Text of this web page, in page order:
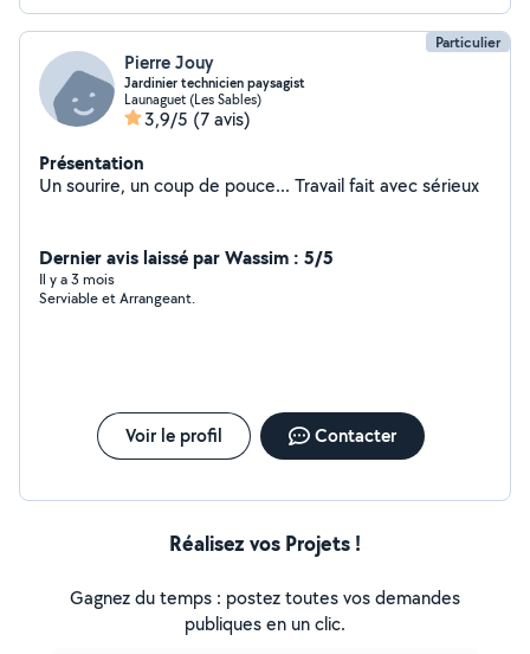
Particulier
Pierre Jouy
Jardinier technicien paysagist
Launaguet (Les Sables)
3,9/5 (7 avis)
Présentation
Un sourire, un coup de pouce... Travail fait avec sérieux
Dernier avis laissé par Wassim : 5/5
Il y a 3 mois
Serviable et Arrangeant.
Voir le profil Contacter
Réalisez vos Projets !
Gagnez du temps : postez toutes vos demandes
publiques en un clic.